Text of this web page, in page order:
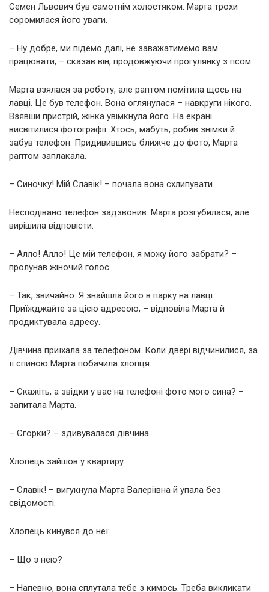
Семен Львович був самотнім холостяком. Марта трохи
соромилася його уваги.
– Ну добре, ми підемо далі, не заважатимемо вам
працювати, – сказав він, продовжуючи прогулянку з псом.
Марта взялася за роботу, але раптом помітила щось на
лавці. Це був телефон. Вона оглянулася – навкруги нікого.
Взявши пристрій, жінка увімкнула його. На екрані
висвітилися фотографії. Хтось, мабуть, робив знімки й
забув телефон. Придивившись ближче до фото, Марта
раптом заплакала.
– Синочку! Мій Славік! – почала вона схлипувати.
Несподівано телефон задзвонив. Марта розгубилася, але
вирішила відповісти.
– Алло! Алло! Це мій телефон, я можу його забрати? –
пролунав жіночий голос.
– Так, звичайно. Я знайшла його в парку на лавці.
Приїжджайте за цією адресою, – відповіла Марта й
продиктувала адресу.
Дівчина приїхала за телефоном. Коли двері відчинилися, за
її спиною Марта побачила хлопця.
– Скажіть, а звідки у вас на телефоні фото мого сина? –
запитала Марта.
– Єгорки? – здивувалася дівчина.
Хлопець зайшов у квартиру.
– Славік! – вигукнула Марта Валеріївна й упала без
свідомості.
Хлопець кинувся до неї:
– Що з нею?
– Напевно, вона сплутала тебе з кимось. Треба викликати